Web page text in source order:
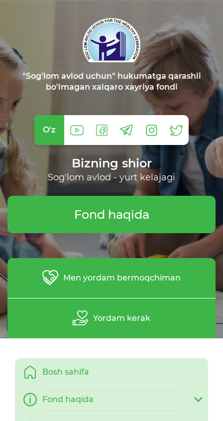
"Sog'lom avlod uchun" hukumatga qarashli
bo'lmagan xalqaro xayriya fondi
O'z
Bizning shior
Sog'lom avlod - yurt kelajagi
Fond haqida
Men yordam bermoqchiman
Yordam kerak
Bosh sahifa
Fond haqida